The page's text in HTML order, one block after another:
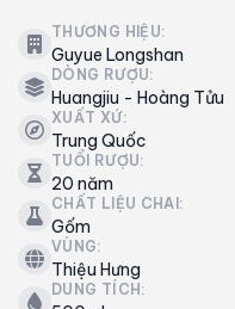
THƯƠNG HIỆU:
Guyue Longshan
DÒNG RƯỢU:
Huangjiu - Hoàng Tửu
XUẤT XỨ:
Trung Quốc
TUỔI RƯỢU:
20 năm
CHẤT LIỆU CHAI:
Gốm
VÙNG:
Thiệu Hưng
DUNG TÍCH: